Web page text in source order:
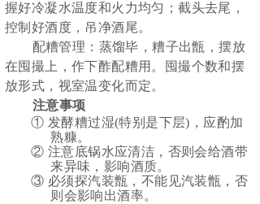
握好冷凝水温度和火力均匀；截头去尾，
控制好酒度，吊净酒尾。
配糟管理：蒸馏毕，糟子出甑，摆放
在囤撮上，作下酢配糟用。囤撮个数和摆
放形式，视室温变化而定。
注意事项
① 发酵糟过湿(特别是下层)，应酌加
熟糠。
② 注意底锅水应清洁，否则会给酒带
来异味，影响酒质。
③ 必须探汽装甑，不能见汽装甑，否
则会影响出酒率。